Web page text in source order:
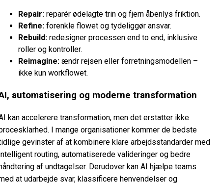
Repair: reparér ødelagte trin og fjern åbenlys friktion.
Refine: forenkle flowet og tydeliggør ansvar.
Rebuild: redesigner processen end to end, inklusive
roller og kontroller.
Reimagine: ændr rejsen eller forretningsmodellen –
ikke kun workflowet.
automatisering og moderne transformation
kan accelerere transformation, men det erstatter ikke
I mange organisationer kommer de bedste
gevinster af at kombinere klare arbejdsstandarder med
routing, automatiserede valideringer og bedre
af undtagelser. Derudover kan AI hjælpe teams
at udarbejde svar, klassificere henvendelser og